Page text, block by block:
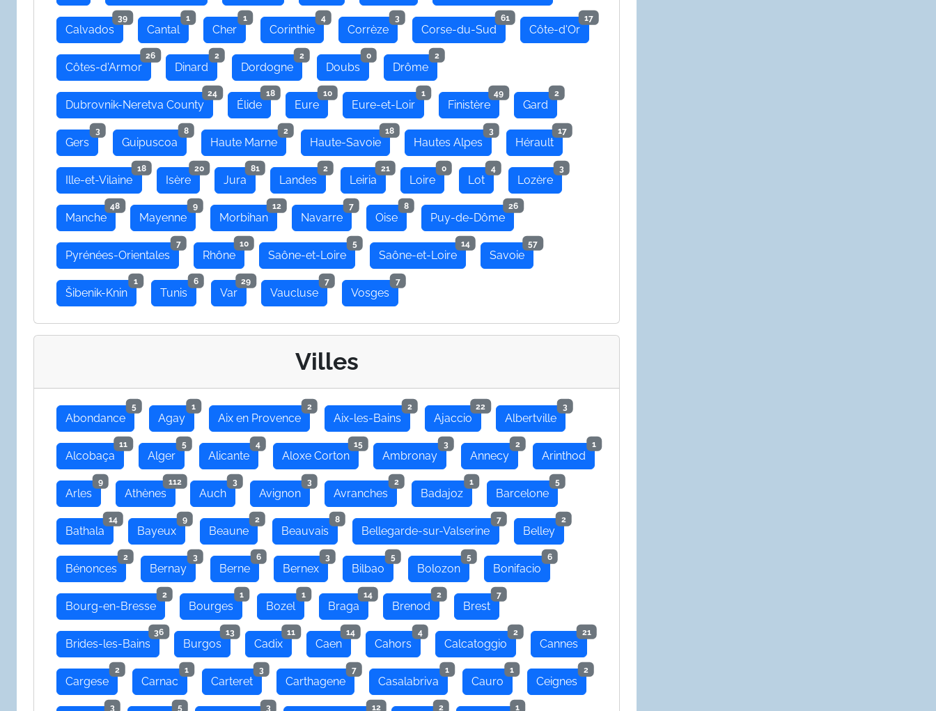
Calvados
39
Cantal
1
Cher
1
Corinthie
4
Corrèze
3
Corse-du-Sud
61
Côte-d'Or
17
Côtes-d'Armor
26
Dinard
2
Dordogne
2
Doubs
0
Drôme
2
Dubrovnik-Neretva County
24
Élide
18
Eure
10
Eure-et-Loir
1
Finistère
49
Gard
2
Gers
3
Guipuscoa
8
Haute Marne
2
Haute-Savoie
18
Hautes Alpes
3
Hérault
17
Ille-et-Vilaine
18
Isère
20
Jura
81
Landes
2
Leiria
21
Loire
0
Lot
4
Lozère
3
Manche
48
Mayenne
9
Morbihan
12
Navarre
7
Oise
8
Puy-de-Dôme
26
Pyrénées-Orientales
7
Rhône
10
Saône-et-Loire
5
Saône-et-Loire
14
Savoie
57
Šibenik-Knin
1
Tunis
6
Var
29
Vaucluse
7
Vosges
7
Villes
Abondance
5
Agay
1
Aix en Provence
2
Aix-les-Bains
2
Ajaccio
22
Albertville
3
Alcobaça
11
Alger
5
Alicante
4
Aloxe Corton
15
Ambronay
3
Annecy
2
Arinthod
1
Arles
9
Athènes
112
Auch
3
Avignon
3
Avranches
2
Badajoz
1
Barcelone
5
Bathala
14
Bayeux
9
Beaune
2
Beauvais
8
Bellegarde-sur-Valserine
7
Belley
2
Bénonces
2
Bernay
3
Berne
6
Bernex
3
Bilbao
5
Bolozon
5
Bonifacio
6
Bourg-en-Bresse
2
Bourges
1
Bozel
1
Braga
14
Brenod
2
Brest
7
Brides-les-Bains
36
Burgos
13
Cadix
11
Caen
14
Cahors
4
Calcatoggio
2
Cannes
21
Cargese
2
Carnac
1
Carteret
3
Carthagene
7
Casalabriva
1
Cauro
1
Ceignes
2
3 5 3 12 2 1